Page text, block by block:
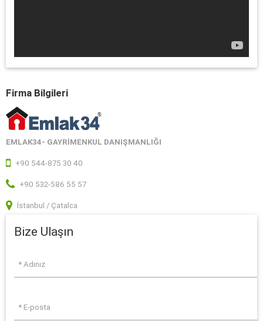
Firma Bilgileri
EMLAK34- GAYRIMENKUL DANIŞMANLIĞI
+90 544-875 30 40
+90 532-586 55 57
İstanbul / Çatalca
Bize Ulaşın